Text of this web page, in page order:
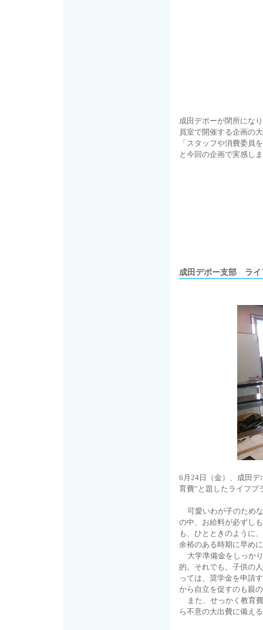
成田デポーが閉所にな
員室で開催する企画の
「スタッフや消費委員
と今回の企画で実感し
成田デポー支部 ライ
6 月 24 日（金）、成田
育費”と題したライフプ
可愛いわが子のため
の中、お給料が必ずし
も、ひとときのように
余裕のある時期に早め
大学準備金をしっか
的。それでも、子供の
っては、奨学金を申請
から自立を促すのも親
また、せっかく教育
ら不意の大出費に備え